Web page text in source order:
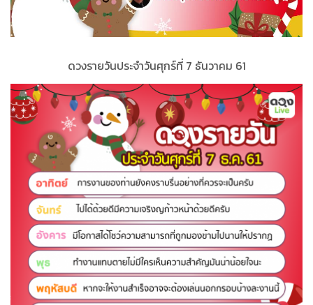
ดวงรายวันประจำวันศุกร์ที่7 ธันวาคม 61